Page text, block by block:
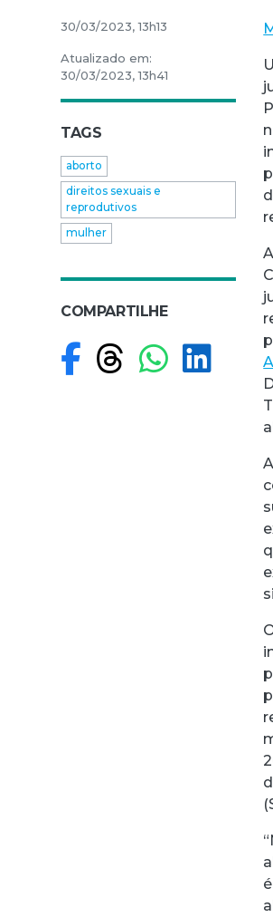
30/03/2023, 13h13
Atualizado em:
30/03/2023, 13h41
TAGS
aborto
direitos sexuais e
reprodutivos
mulher
COMPARTILHE